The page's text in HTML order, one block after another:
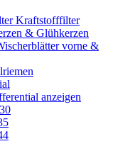
Kraftstofffilter
& Glühkerzen
vorne &
anzeigen